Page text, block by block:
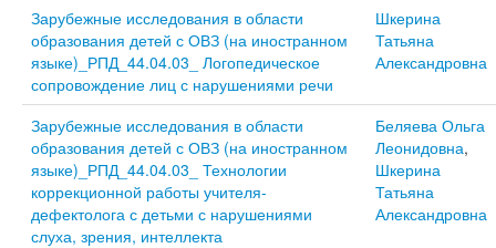
Зарубежные исследования в области
образования детей с ОВЗ (на иностранном
языке)_РПД_44.04.03_ Логопедическое
сопровождение лиц с нарушениями речи
Шкерина
Татьяна
Александровна
Зарубежные исследования в области
образования детей с ОВЗ (на иностранном
языке)_РПД_44.04.03_ Технологии
коррекционной работы учителя-
дефектолога с детьми с нарушениями
слуха, зрения, интеллекта
Беляева Ольга
Леонидовна,
Шкерина
Татьяна
Александровна